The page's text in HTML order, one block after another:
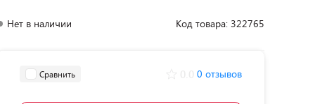
Нет в наличии Код товара: 322765
Сравнить 0 отзывов